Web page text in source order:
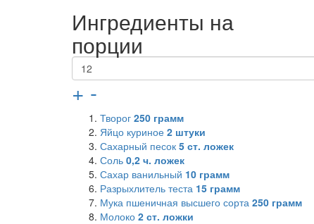
Ингредиенты на
порции
+ -
Творог 250 грамм
Яйцо куриное 2 штуки
Сахарный песок 5 ст. ложек
Соль 0,2 ч. ложек
Сахар ванильный 10 грамм
Разрыхлитель теста 15 грамм
Мука пшеничная высшего сорта 250 грамм
Молоко 2 ст. ложки